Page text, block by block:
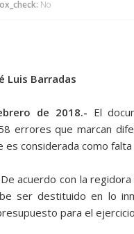
No
Luis Barradas
de 2018.- El
errores que marcan
es considerada como
De acuerdo con la
ser destituido en lo
para el